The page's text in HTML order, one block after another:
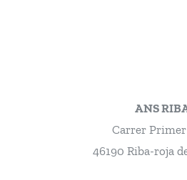
ANS
Carrer Primer
46190 Riba-roja